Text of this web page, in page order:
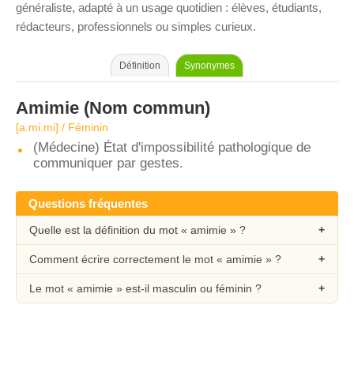
généraliste, adapté à un usage quotidien : élèves, étudiants,
rédacteurs, professionnels ou simples curieux.
Définition Synonymes
Amimie (Nom commun)
[a.mi.mi] / Féminin
(Médecine) État d'impossibilité pathologique de
communiquer par gestes.
Questions fréquentes
Quelle est la définition du mot « amimie » ?
Comment écrire correctement le mot « amimie » ?
Le mot « amimie » est-il masculin ou féminin ?